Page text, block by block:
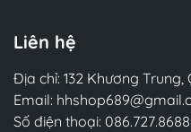
than thirty
and technology
twenty-four original
Business School
multiple executive
Liên hệ
Địa chỉ: 132 Khương
Email:
Số điện thoại: 086.727.8688